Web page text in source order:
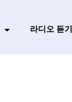
라디오 듣기